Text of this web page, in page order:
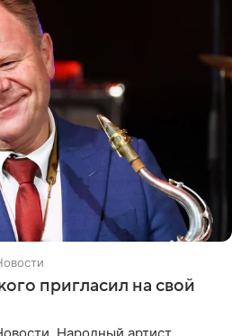
пригласил на свой
Народный артист